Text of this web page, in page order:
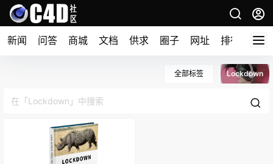
新闻 问答 商城 文档 供求 圈子 网址 排行榜
全部标签 Lockdown